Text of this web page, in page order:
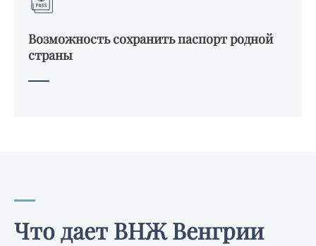
Возможность сохранить паспорт родной
страны
Что дает ВНЖ Венгрии